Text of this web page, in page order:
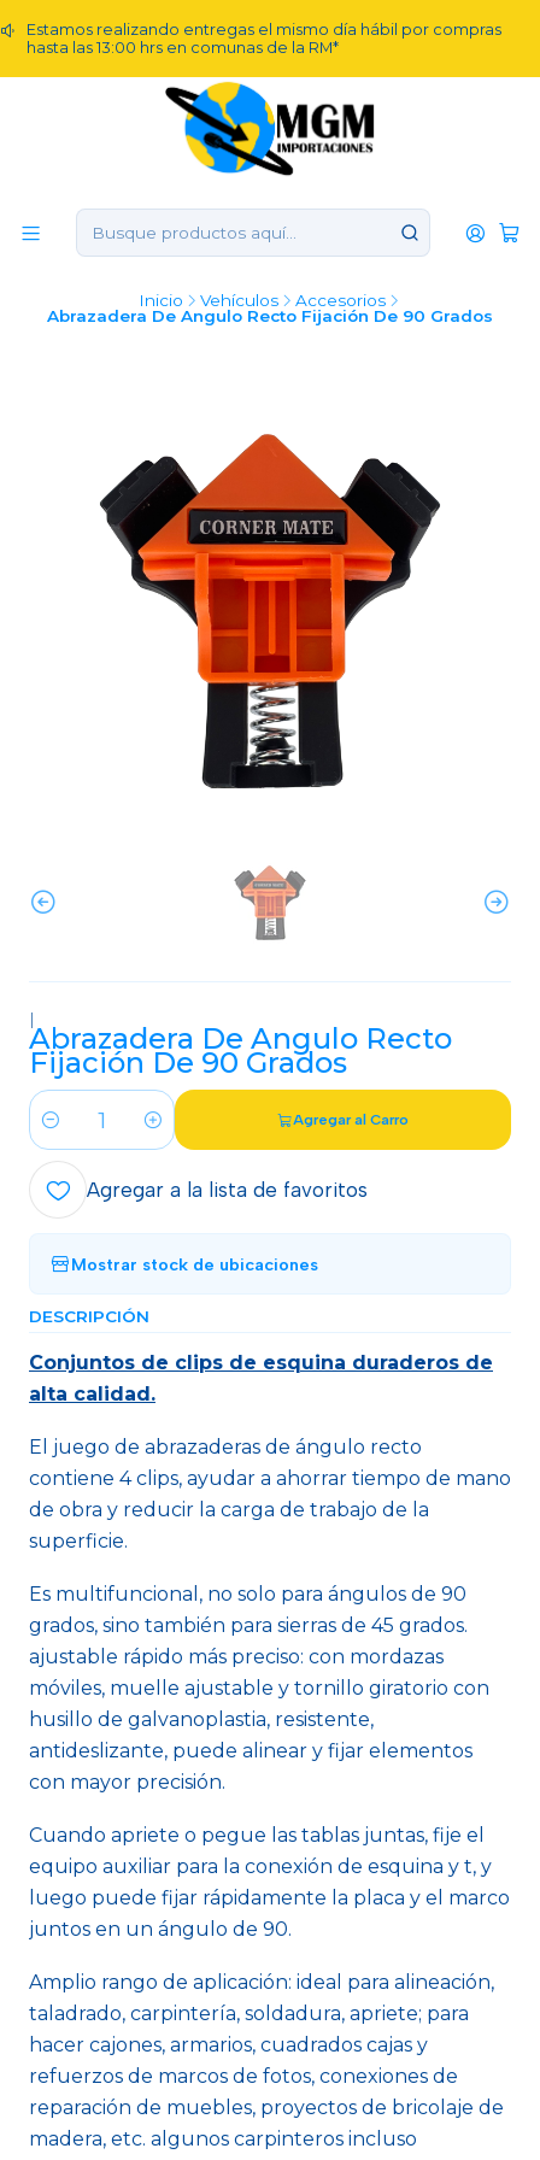
Estamos realizando entregas el mismo día hábil por compras
hasta las 13:00 hrs en comunas de la RM*
Inicio Vehículos
Accesorios
Abrazadera De Angulo Recto Fijación De 90 Grados
|
Abrazadera De Angulo Recto
Fijación De 90 Grados
Cantidad
Agregar al Carro
Agregar a la lista de favoritos
Mostrar stock de ubicaciones
DESCRIPCIÓN
Conjuntos de clips de esquina duraderos de
alta calidad.
El juego de abrazaderas de ángulo recto
contiene 4 clips, ayudar a ahorrar tiempo de mano
de obra y reducir la carga de trabajo de la
superficie.
Es multifuncional, no solo para ángulos de 90
grados, sino también para sierras de 45 grados.
ajustable rápido más preciso: con mordazas
móviles, muelle ajustable y tornillo giratorio con
husillo de galvanoplastia, resistente,
antideslizante, puede alinear y fijar elementos
con mayor precisión.
Cuando apriete o pegue las tablas juntas, fije el
equipo auxiliar para la conexión de esquina y t, y
luego puede fijar rápidamente la placa y el marco
juntos en un ángulo de 90.
Amplio rango de aplicación: ideal para alineación,
taladrado, carpintería, soldadura, apriete; para
hacer cajones, armarios, cuadrados cajas y
refuerzos de marcos de fotos, conexiones de
reparación de muebles, proyectos de bricolaje de
madera, etc. algunos carpinteros incluso